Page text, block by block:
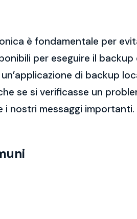
è fondamentale per
per eseguire il backup
di backup
se si verificasse un
nostri messaggi